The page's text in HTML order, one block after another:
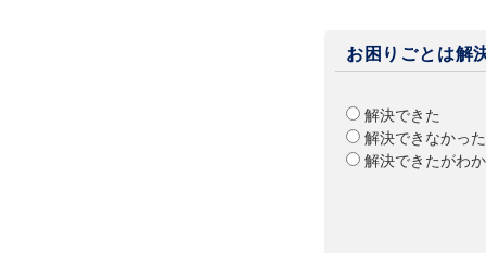
お困りごとは解
解決できた
解決できなかった
解決できたがわ